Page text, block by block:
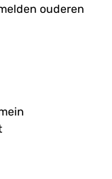
ouderen